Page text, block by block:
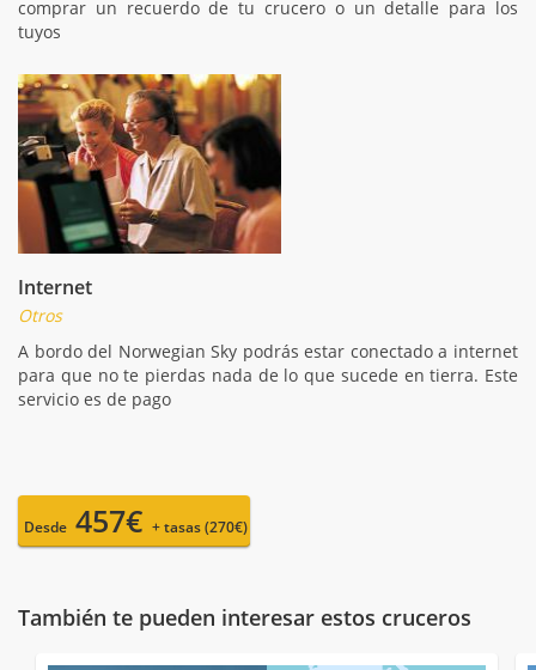
comprar un recuerdo de tu crucero o un detalle para los
tuyos
Internet
Otros
A bordo del Norwegian Sky podrás estar conectado a internet
para que no te pierdas nada de lo que sucede en tierra. Este
servicio es de pago
Desde 457€ + tasas (270€)
También te pueden interesar estos cruceros